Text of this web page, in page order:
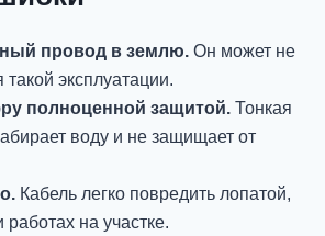
провод в землю. Он может не
такой эксплуатации.
полноценной защитой. Тонкая
воду и не защищает от
Кабель легко повредить лопатой,
на участке.